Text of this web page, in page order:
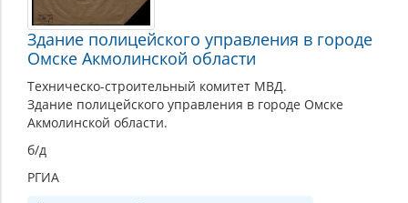
Здание полицейского управления в городе
Омске Акмолинской области
Техническо-строительный комитет МВД.
Здание полицейского управления в городе Омске
Акмолинской области.
б/д
РГИА